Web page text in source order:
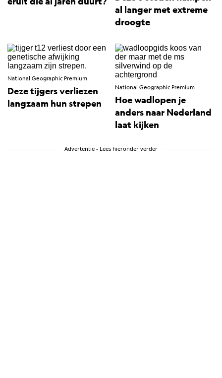
al langer met extreme
droogte
National Geographic Premium
Deze tijgers verliezen
langzaam hun strepen
National Geographic Premium
Hoe wadlopen je
anders naar Nederland
laat kijken
Advertentie - Lees hieronder verder